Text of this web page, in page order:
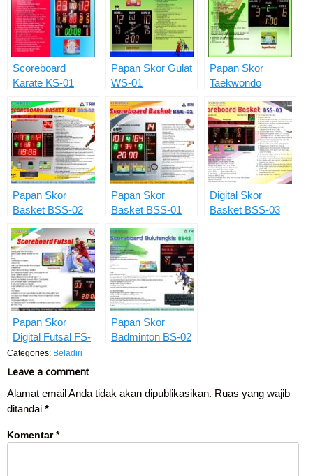
Scoreboard
Karate KS-01
Papan Skor Gulat
WS-01
Papan Skor
Taekwondo
Papan Skor
Basket BSS-02
Papan Skor
Basket BSS-01
Digital Skor
Basket BSS-03
Papan Skor
Digital Futsal FS-
01
Papan Skor
Badminton BS-02
Categories: Beladiri
Leave a comment
Alamat email Anda tidak akan dipublikasikan. Ruas yang wajib
ditandai *
Komentar *